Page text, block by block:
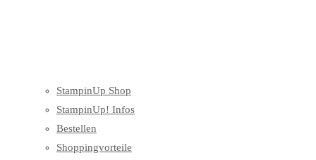
StampinUp Shop
StampinUp! Infos
Bestellen
Shoppingvorteile